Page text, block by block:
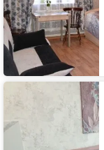
Апартаменты
гости